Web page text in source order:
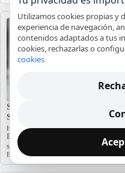
Significado del Error E01 en
Soluciones
Hornos y placas de cocina
El error E01 en hornos Teka indica
síntomas para diagnosticar…
Error E01
Utilizamos cookies propias y
experiencia de navegación,
contenidos adaptados a tus
cookies, rechazarlas o
cookies